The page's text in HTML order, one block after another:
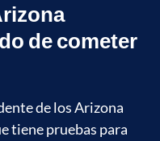
de cometer
de los Arizona
tiene pruebas para